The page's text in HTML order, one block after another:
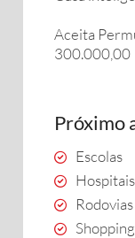
Aceita
300.000,00
Próximo
Escolas
Hospitais
Rodovias